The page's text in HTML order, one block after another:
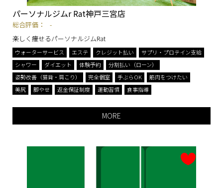
パーソナルジムr Rat神戸三宮店
総合評価：
-
楽しく痩せるパーソナルジムRat
ウォーターサービス エステ クレジット払い
サプリ・プロテイン支給
シャワー
ダイエット 体験予約
分割払い（ローン）
姿勢改善（猫背・肩こり）
完全個室 手ぶらOK
筋肉をつけたい
美尻
脚やせ 返金保証制度 運動習慣 食事指導
MORE